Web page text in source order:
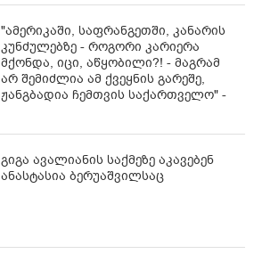
"ამერიკაში, საფრანგეთში, კანარის
კუნძულებზე - როგორი კარიერა
მქონდა, იცი, აწყობილი?! - მაგრამ
არ შემიძლია ამ ქვეყნის გარეშე,
ჟანგბადია ჩემთვის საქართველო" -
გიგა ავალიანის საქმეზე აკავებენ
ანასტასია ბერუაშვილსაც